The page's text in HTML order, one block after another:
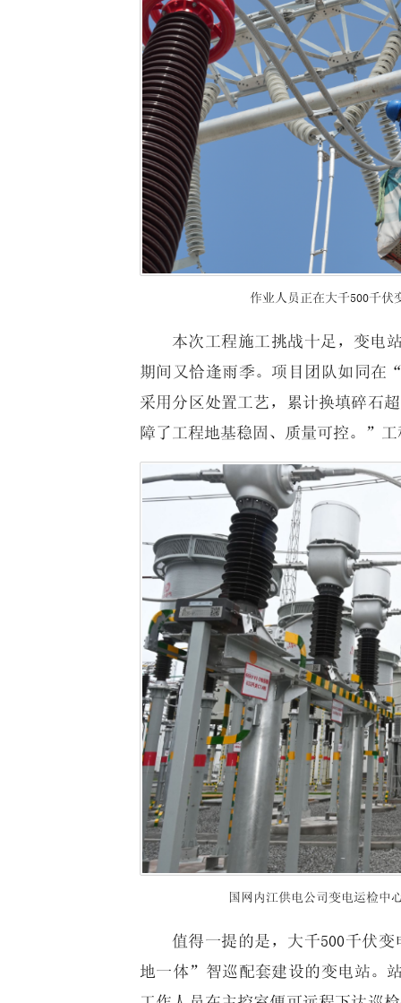
作业人员正在大千500千
本次工程施工挑战十足，变电
期间又恰逢雨季。项目团队如同
采用分区处置工艺，累计换填碎石
障了工程地基稳固、质量可控。”
国网内江供电公司变电运检中
值得一提的是，大千500千伏
地一体”智巡配套建设的变电站。